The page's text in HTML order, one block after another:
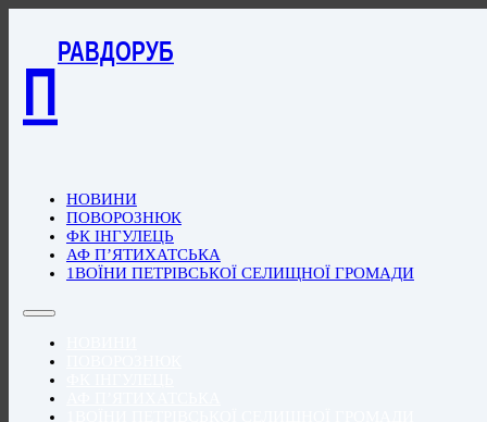
П
РАВДОРУБ
НОВИНИ
ПОВОРОЗНЮК
ФК ІНГУЛЕЦЬ
АФ П’ЯТИХАТСЬКА
1ВОЇНИ ПЕТРІВСЬКОЇ СЕЛИЩНОЇ ГРОМАДИ